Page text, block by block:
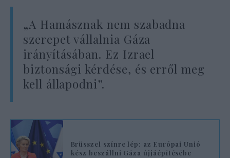
„A Hamásznak nem szabadna
szerepet vállalnia Gáza
irányításában. Ez Izrael
biztonsági kérdése, és erről meg
kell állapodni”.
Brüsszel színre lép: az Európai Unió
kész beszállni Gáza újjáépítésébe